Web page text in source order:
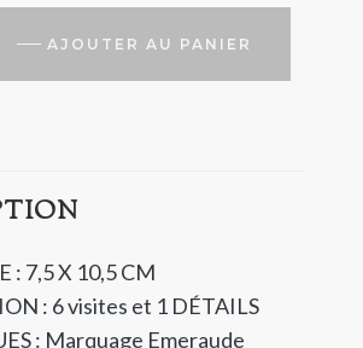
AJOUTER AU PANIER
: 7,5 X 10,5 CM
: 6 visites et 1 DÉTAILS
: Marquage Emeraude